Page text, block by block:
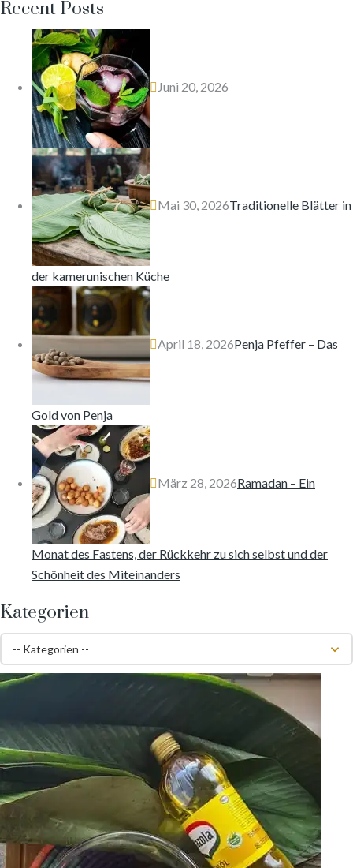
Recent Posts
Juni 20, 2026
Mai 30, 2026Traditionelle Blätter in
der kamerunischen Küche
April 18, 2026Penja Pfeffer – Das
Gold von Penja
März 28, 2026Ramadan – Ein
Monat des Fastens, der Rückkehr zu sich selbst und der
Schönheit des Miteinanders
Kategorien